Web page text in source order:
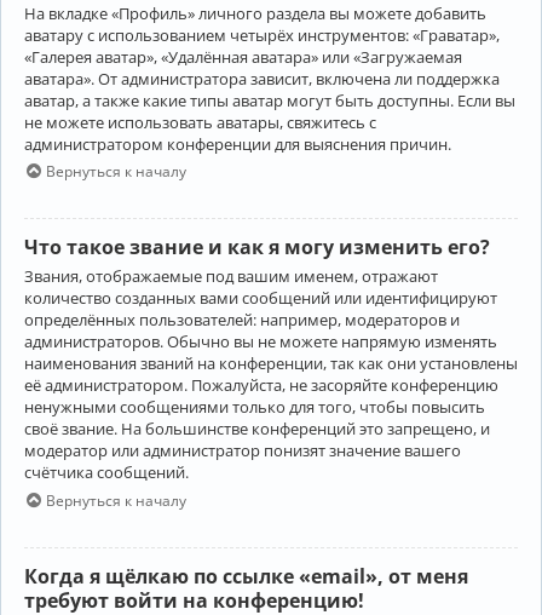
На вкладке «Профиль» личного раздела вы можете добавить
аватару с использованием четырёх инструментов: «Граватар»,
«Галерея аватар», «Удалённая аватара» или «Загружаемая
аватара». От администратора зависит, включена ли поддержка
аватар, а также какие типы аватар могут быть доступны. Если вы
не можете использовать аватары, свяжитесь с
администратором конференции для выяснения причин.
Вернуться к началу
Что такое звание и как я могу изменить его?
Звания, отображаемые под вашим именем, отражают
количество созданных вами сообщений или идентифицируют
определённых пользователей: например, модераторов и
администраторов. Обычно вы не можете напрямую изменять
наименования званий на конференции, так как они установлены
её администратором. Пожалуйста, не засоряйте конференцию
ненужными сообщениями только для того, чтобы повысить
своё звание. На большинстве конференций это запрещено, и
модератор или администратор понизят значение вашего
счётчика сообщений.
Вернуться к началу
Когда я щёлкаю по ссылке «email», от меня
требуют войти на конференцию!